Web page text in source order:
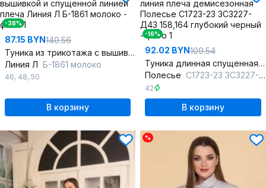
-38%
87.15 BYN140.56
Туника из трикотажа с вышивкой и спущенной линией плеча
Линия Л Б-1861 молоко
46, 48, 50
В корзину
-16%
92.02 BYN109.54
Туника длинная спущенная линия плеча демисезонная
Полесье С1723-23 3С3227-Д43 158,164 глубокий черный
42
В корзину
%